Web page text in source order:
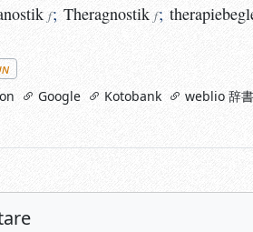
f; Theragnostik f;
Google Kotobank weblio 辞書